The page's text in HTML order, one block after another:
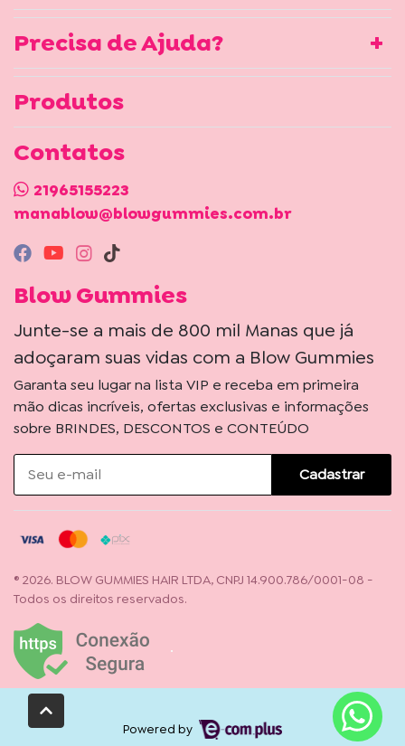
Contatos
21965155223
manablow@blowgummies.com.br
Precisa de Ajuda?
Produtos
Blow Gummies
Junte-se a mais de 800 mil Manas que já
adoçaram suas vidas com a Blow Gummies
Garanta seu lugar na lista VIP e receba em primeira
mão dicas incríveis, ofertas exclusivas e informações
sobre BRINDES, DESCONTOS e CONTEÚDO
Cadastrar
® 2026. BLOW GUMMIES HAIR LTDA, CNPJ 14.900.786/0001-08 -
Todos os direitos reservados.
Powered by